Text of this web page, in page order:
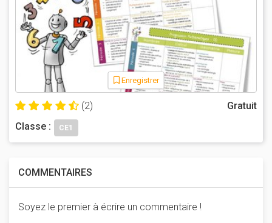
Enregistrer
(2)
Gratuit
Classe :
CE1
COMMENTAIRES
Soyez le premier à écrire un commentaire !